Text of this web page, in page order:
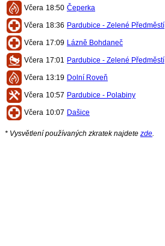
Včera 18:50 Čeperka
Včera 18:36 Pardubice - Zelené Předměstí
Včera 17:09 Lázně Bohdaneč
Včera 17:01 Pardubice - Zelené Předměstí
Včera 13:19 Dolní Roveň
Včera 10:57 Pardubice - Polabiny
Včera 10:07 Dašice
* Vysvětlení používaných zkratek najdete zde.